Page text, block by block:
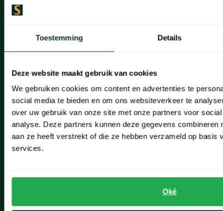
Toestemming Details
Deze website maakt gebruik van cookies
We gebruiken cookies om content en advertenties te
social media te bieden en om ons websiteverkeer te
over uw gebruik van onze site met onze partners voor
analyse. Deze partners kunnen deze gegevens combineren
aan ze heeft verstrekt of die ze hebben verzameld op basis
services.
Oké
State of Art
Superdry
Tenson
Thomas Maine
Tommy Hilfiger
Tramarossa
UBR
Vanguard
William Lockie
Noordwijk
Oegstgeest
Openingstijden winkels
Grote maten herenkleding
Paul & Shark specialist
VIP member